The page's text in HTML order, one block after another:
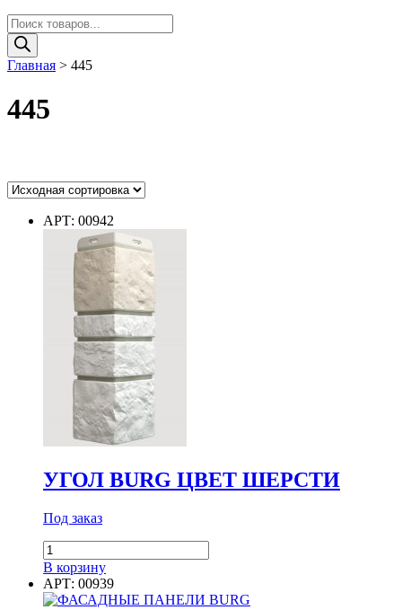
Поиск
товаров
Главная > 445
445
Цвет
Диаметр наружный
Диаметр внутренний
АРТ: 00942
УГОЛ BURG ЦВЕТ ШЕРСТИ
Под заказ
Количество
товара
УГОЛ
BURG
В корзину
АРТ: 00939